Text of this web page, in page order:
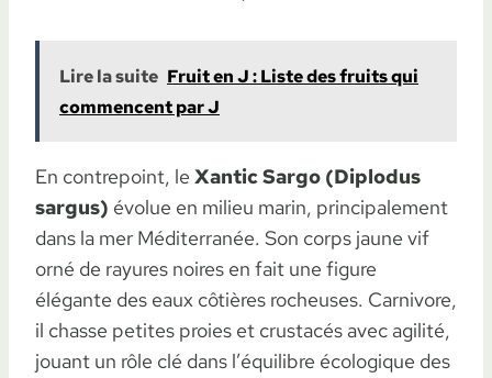
Lire la suite Fruit en J : Liste des fruits qui
commencent par J
En contrepoint, le Xantic Sargo (Diplodus
sargus) évolue en milieu marin, principalement
dans la mer Méditerranée. Son corps jaune vif
orné de rayures noires en fait une figure
élégante des eaux côtières rocheuses. Carnivore,
il chasse petites proies et crustacés avec agilité,
jouant un rôle clé dans l’équilibre écologique des